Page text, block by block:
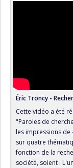
Éric Troncy -
Cette vidéo a été
"Paroles de
les impressions de
sur quatre
fonction de la
société, soient :